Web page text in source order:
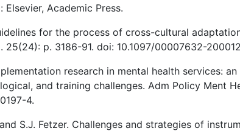
Elsevier, Academic Press.
for the process of cross-cultural
25(24): p. 3186-91. doi: 10.1097/00007632-
research in mental health services:
and training challenges. Adm Policy Ment
4.
and S.J. Fetzer. Challenges and strategies of